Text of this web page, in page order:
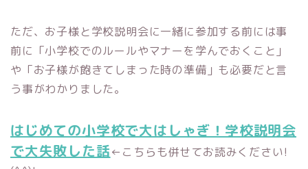
ただ、お子様と学校説明会に一緒に参加する前には事
前に「小学校でのルールやマナーを学んでおくこと」
や「お子様が飽きてしまった時の準備」も必要だと言
う事がわかりました。
はじめての小学校で大はしゃぎ！学校説明会
で大失敗した話←こちらも併せてお読みください!